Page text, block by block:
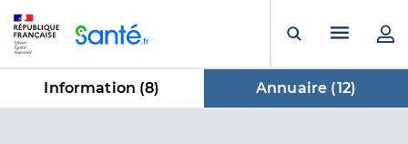
Ouvrir laMenu
Information (8) Annuaire (12)